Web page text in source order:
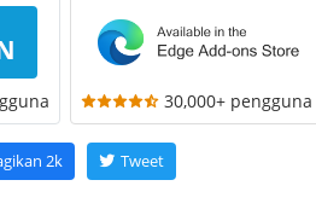
30,000+ pengguna
2k Tweet